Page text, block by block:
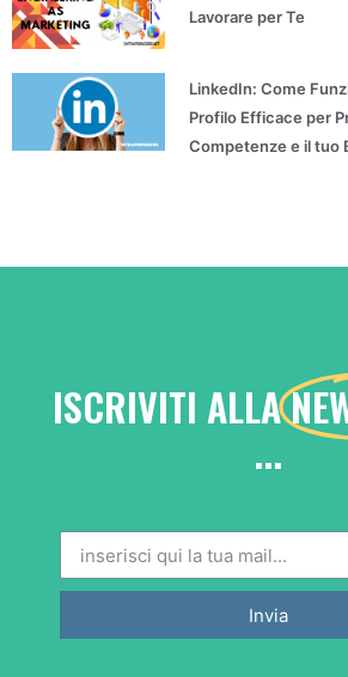
Lavorare per Te
LinkedIn: Come
Profilo Efficace per
Competenze e il tuo
ISCRIVITI ALLA
...
Invia